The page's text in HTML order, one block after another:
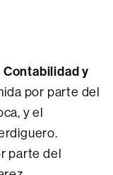
Contabilidad y
por parte del
y el
parte del